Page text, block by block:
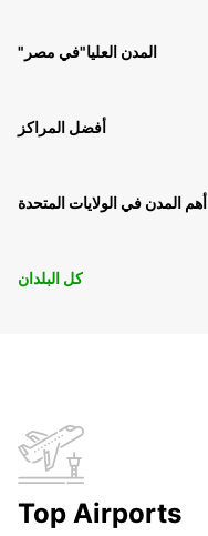
"المدن العليا"في مصر
أفضل المراكز
أهم المدن في الولايات المتحدة
كل البلدان
Top Airports